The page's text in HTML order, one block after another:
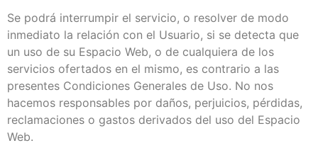
Se podrá interrumpir el servicio, o resolver de modo
inmediato la relación con el Usuario, si se detecta que
un uso de su Espacio Web, o de cualquiera de los
servicios ofertados en el mismo, es contrario a las
presentes Condiciones Generales de Uso. No nos
hacemos responsables por daños, perjuicios, pérdidas,
reclamaciones o gastos derivados del uso del Espacio
Web.